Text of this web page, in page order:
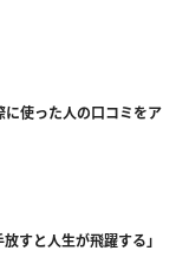
使った人の口コミをア
すと人生が飛躍する」